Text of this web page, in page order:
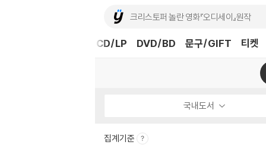
CD/LP DVD/BD 문구/GIFT 티켓
국내도서
집계기준